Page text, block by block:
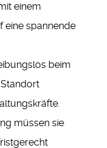
einem
eine spannende
beim
müssen sie